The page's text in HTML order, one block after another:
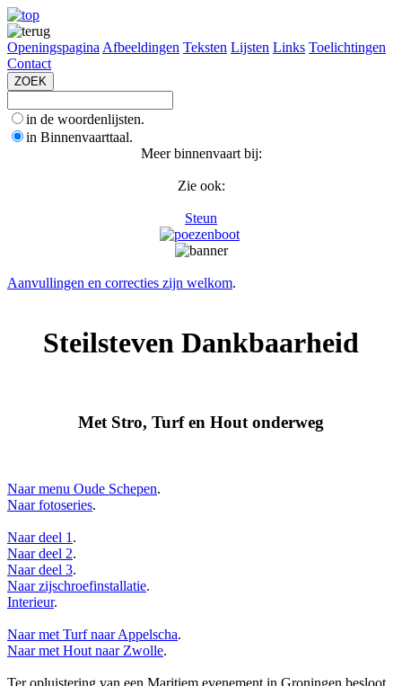
Openingspagina Afbeeldingen Teksten Lijsten Links Toelichtingen
Contact
in de woordenlijsten.
in Binnenvaarttaal.
Meer binnenvaart bij:
Zie ook:
Steun
Aanvullingen en correcties zijn welkom.
Steilsteven Dankbaarheid
Met Stro, Turf en Hout onderweg
Naar menu Oude Schepen.
Naar fotoseries.
Naar deel 1 .
Naar deel 2.
Naar deel 3.
Naar zijschroefinstallatie.
Interieur.
Naar met Turf naar Appelscha.
Naar met Hout naar Zwolle.